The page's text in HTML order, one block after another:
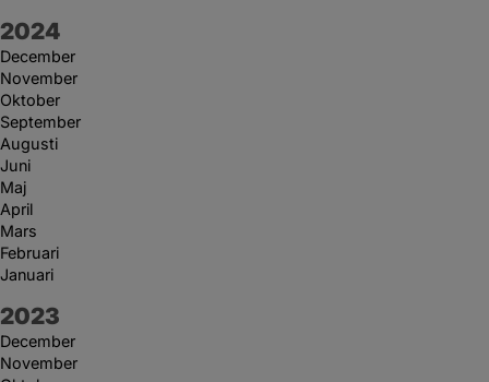
År:
2024
December
November
Oktober
September
Augusti
Juni
Maj
April
Mars
Februari
Januari
År:
2023
December
November